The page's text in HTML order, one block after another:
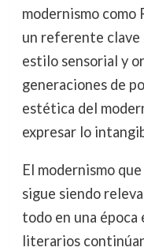
modernismo como
un referente clave
estilo sensorial y
generaciones de
estética del
expresar lo
El modernismo
sigue siendo
todo en una época
literarios